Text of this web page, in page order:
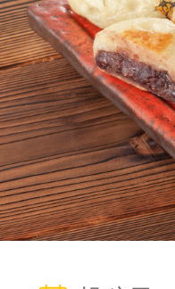
よく見ら
ふるさと